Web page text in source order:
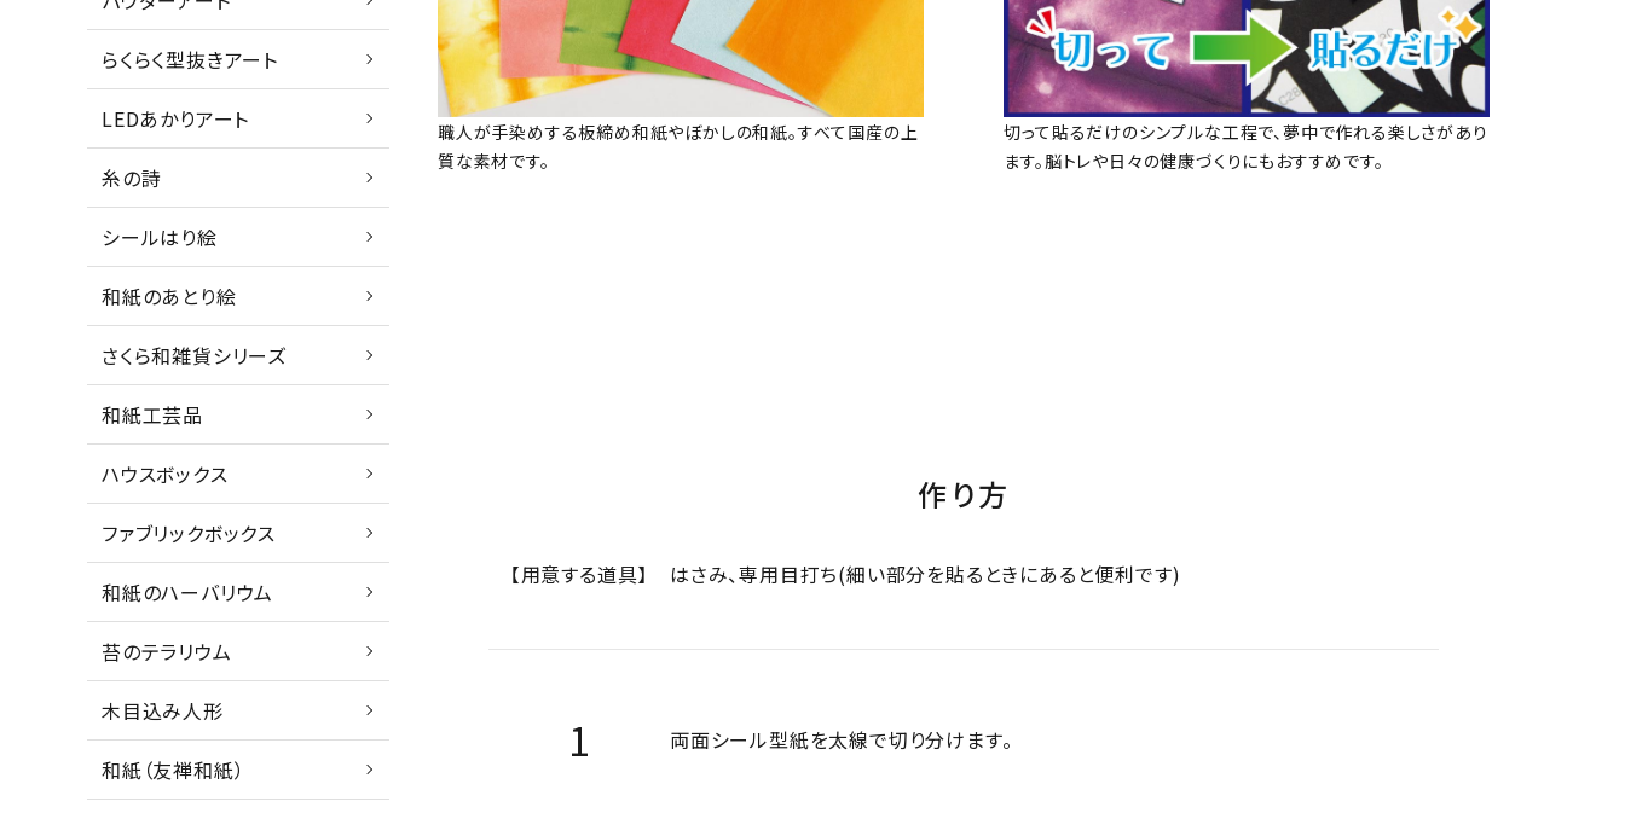
らくらく型抜きアート
LEDあかりアート
糸の詩
シールはり絵
和紙のあとり絵
さくら和雑貨シリーズ
和紙工芸品
ハウスボックス
ファブリックボックス
和紙のハーバリウム
苔のテラリウム
木目込み人形
和紙（友禅和紙）
職人が手染めする板締め和紙やぼかしの和紙。すべて国産の上
質な素材です。
切って貼るだけのシンプルな工程で、夢中で作れる楽しさがあり
ます。脳トレや日々の健康づくりにもおすすめです。
作り方
【用意する道具】 はさみ、専用目打ち(細い部分を貼るときにあると便利です)
両面シール型紙を太線で切り分けます。